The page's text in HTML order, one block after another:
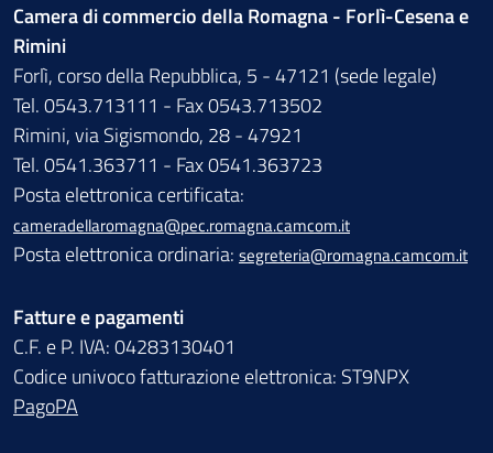
Camera di commercio della Romagna - Forlì-Cesena e
Rimini
Forlì, corso della Repubblica, 5 - 47121 (sede legale)
Tel. 0543.713111 - Fax 0543.713502
Rimini, via Sigismondo, 28 - 47921
Tel. 0541.363711 - Fax 0541.363723
Posta elettronica certificata:
cameradellaromagna@pec.romagna.camcom.it
Posta elettronica ordinaria: segreteria@romagna.camcom.it
Fatture e pagamenti
C.F. e P. IVA: 04283130401
Codice univoco fatturazione elettronica: ST9NPX
PagoPA